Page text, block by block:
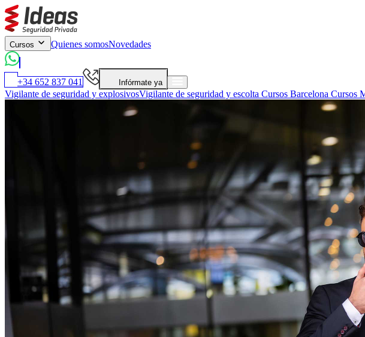
Cursos Quienes somosNovedades
+34 652 837 041 Infórmate ya
Vigilante de seguridad y explosivosVigilante de seguridad y escolta Cursos Barcelona Cursos